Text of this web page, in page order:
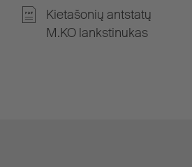
Kietašonių antstatų
M.KO lankstinukas